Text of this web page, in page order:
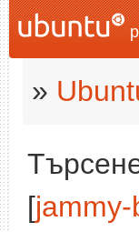
»
[